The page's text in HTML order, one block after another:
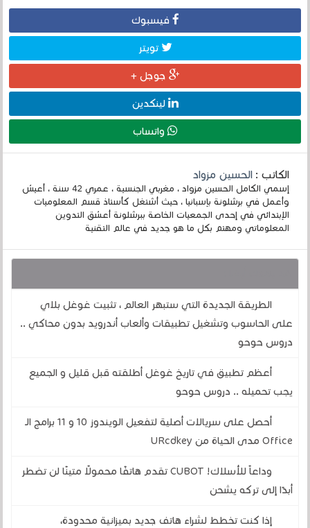
فيسبوك
تويتر
جوجل +
لينكدين
واتساب
الكاتب :الحسين مزواد
إسمي الكامل الحسين مزواد ، مغربي الجنسية ، عمري 42 سنة ، أعيش
وأعمل في برشلونة بإسبانيا ، حيث أشتغل كأستاذ قسم المعلوميات
الإبتدائي في إحدى الجمعيات الخاصة ببرشلونة أعشق التدوين
المعلوماتي ومهتم بكل ما هو جديد في عالم التقنية
الطريقة الجديدة التي ستبهر العالم ، تثبيت غوغل بلاي
على الحاسوب وتشغيل تطبيقات وألعاب أندرويد بدون محاكي ..
دروس حوحو
أعظم تطبيق في تاريخ غوغل أطلقته قبل قليل و الجميع
يجب تحميله .. دروس حوحو
أحصل على سريالات أصلية لتفعيل الويندوز 10 و 11 برامج الـ
Office مدى الحياة من URcdkey
وداعاً للأسلاك! CUBOT تقدم هاتفًا محمولًا متينًا لن تضطر
أبدًا إلى تركه يشحن
إذا كنت تخطط لشراء هاتف جديد بميزانية محدودة،